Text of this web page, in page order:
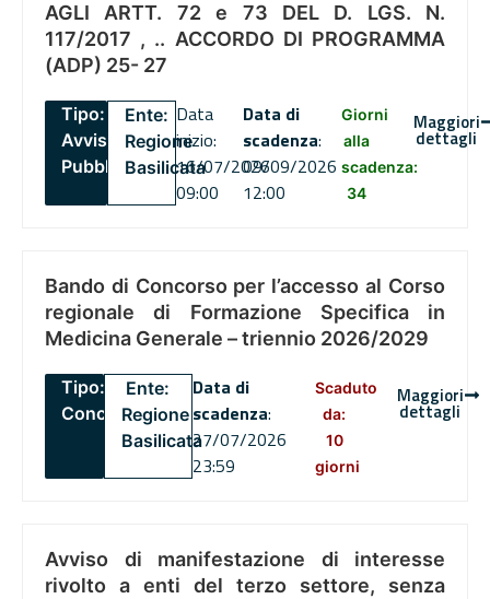
AGLI ARTT. 72 e 73 DEL D. LGS. N.
117/2017 , .. ACCORDO DI PROGRAMMA
(ADP) 25- 27
Tipo:
Avviso
Pubblico
Ente:
Regione
Basilicata
Data
inizio:
16/07/2026
09:00
Data di
scadenza:
09/09/2026
12:00
Giorni
alla
scadenza:
34
Maggiori
dettagli
Bando di Concorso per l’accesso al Corso
regionale di Formazione Specifica in
Medicina Generale – triennio 2026/2029
Tipo:
Concorsi
Ente:
Regione
Basilicata
Data di
scadenza:
27/07/2026
23:59
Scaduto
da:
10
giorni
Maggiori
dettagli
Avviso di manifestazione di interesse
rivolto a enti del terzo settore, senza